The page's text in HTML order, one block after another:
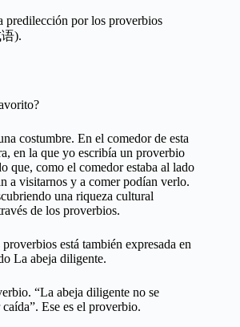
predilección por los proverbios
).
costumbre. En el comedor de esta
en la que yo escribía un proverbio
que, como el comedor estaba al lado
a visitarnos y a comer podían verlo.
una riqueza cultural
de los proverbios.
está también expresada en
La abeja diligente.
“La abeja diligente no se
Ese es el proverbio.